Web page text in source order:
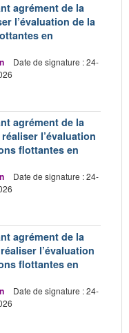
agrément de la
l’évaluation de la
en
Date de signature : 24-
agrément de la
l’évaluation
flottantes en
Date de signature : 24-
agrément de la
l’évaluation
flottantes en
Date de signature : 24-